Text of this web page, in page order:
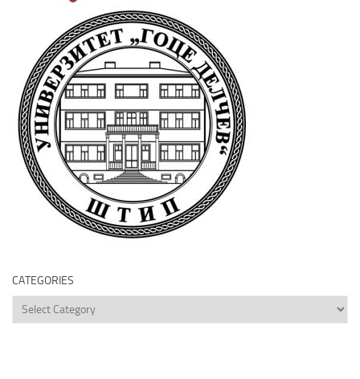
CATEGORIES
Categories